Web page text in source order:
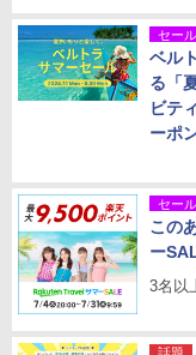
セール
ベル
る「
ビテ
ーポ
セール
この
ー
3名以